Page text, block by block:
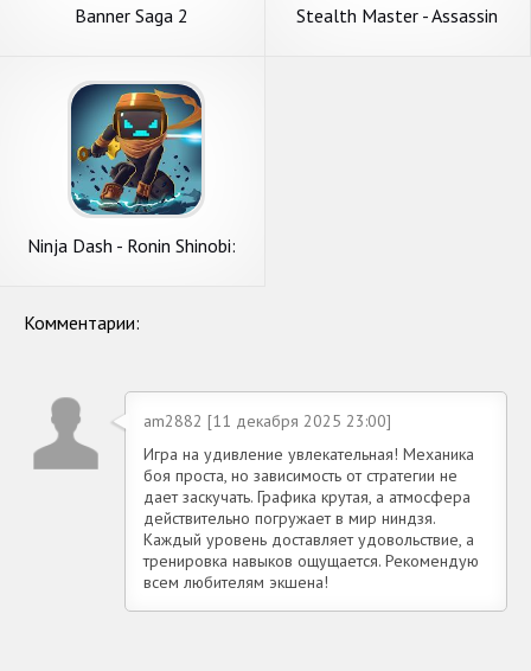
Banner Saga 2
Stealth Master - Assassin
Ninja Dash - Ronin Shinobi:
Комментарии:
am2882 [11 декабря 2025 23:00]
Игра на удивление увлекательная! Механика
боя проста, но зависимость от стратегии не
дает заскучать. Графика крутая, а атмосфера
действительно погружает в мир ниндзя.
Каждый уровень доставляет удовольствие, а
тренировка навыков ощущается. Рекомендую
всем любителям экшена!